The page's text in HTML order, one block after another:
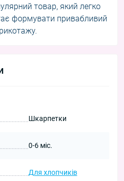
товар, який легко
формувати привабливий
Шкарпетки
0-6 міс.
Для хлопчиків